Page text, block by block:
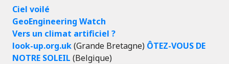
Ciel voilé
GeoEngineering Watch
Vers un climat artificiel ?
look-up.org.uk(Grande Bretagne) ÔTEZ-VOUS DE
NOTRE SOLEIL (Belgique)